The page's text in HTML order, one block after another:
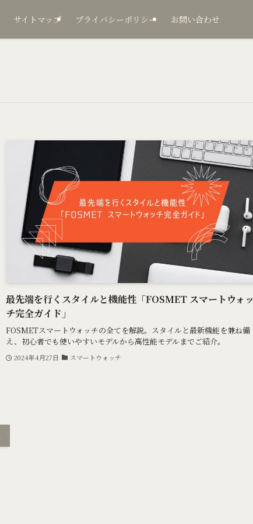
サイトマップ プライバシーポリシー お問い合わせ
最先端を行くスタイルと機能性「FOSMET スマートウォッ
チ完全ガイド」
FOSMETスマートウォッチの全てを解説。スタイルと最新機能を兼ね備
え、初心者でも使いやすいモデルから高性能モデルまでご紹介。
2024年4月27日 スマートウォッチ